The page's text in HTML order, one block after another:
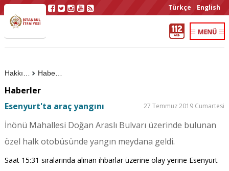
Türkçe English
Haberler
Haberler
Esenyurt'ta araç yangını
27 Temmuz 2019 Cumartesi
İnönü Mahallesi Doğan Araslı Bulvarı üzerinde bulunan
özel halk otobüsünde yangın meydana geldi.
Saat 15:31 sıralarında alınan ihbarlar üzerine olay yerine Esenyurt